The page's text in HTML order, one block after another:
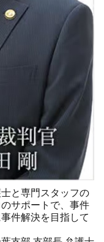
と専門スタッフの
サポートで、事件
件解決を目指して